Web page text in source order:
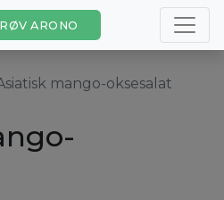
ARONO
mango-oksesalat